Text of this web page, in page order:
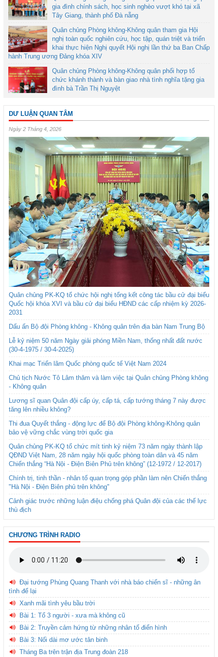
gia đình chính sách, học sinh nghèo vượt khó tại xã
Tây Giang, thành phố Đà nẵng
Quân chủng Phòng không-Không quân tham gia Hội
nghị toàn quốc nghiên cứu, học tập, quán triệt và triển
khai thực hiện Nghị quyết Hội nghị lần thứ ba Ban Chấp
hành Trung ương Đảng khóa XIV
Quân chủng Phòng không-Không quân phối hợp tổ
chức khánh thành và bàn giao nhà tình nghĩa tặng gia
đình bà Trần Thị Nguyệt
DƯ LUẬN QUAN TÂM
Ngày 2 Tháng 4, 2026
Quân chủng PK-KQ tổ chức hội nghị tổng kết công tác bầu cử đại biểu
Quốc hội khóa XVI và bầu cử đại biểu HĐND các cấp nhiệm kỳ 2026-
2031
Dấu ấn Bộ đội Phòng không - Không quân trên địa bàn Nam Trung Bộ
Lễ kỷ niệm 50 năm Ngày giải phóng Miền Nam, thống nhất đất nước
(30-4-1975 / 30-4-2025)
Khai mạc Triển lãm Quốc phòng quốc tế Việt Nam 2024
Chủ tịch Nước Tô Lâm thăm và làm việc tại Quân chủng Phòng không
- Không quân
Lương sĩ quan Quân đội cấp úy, cấp tá, cấp tướng tháng 7 này được
tăng lên nhiều không?
Thi đua Quyết thắng - động lực để Bộ đội Phòng không-Không quân
bảo vệ vững chắc vùng trời quốc gia
Quân chủng PK-KQ tổ chức mít tinh kỷ niệm 73 năm ngày thành lập
QĐND Việt Nam, 28 năm ngày hội quốc phòng toàn dân và 45 năm
Chiến thắng “Hà Nội - Điện Biên Phủ trên không” (12-1972 / 12-2017)
Chính trị, tinh thần - nhân tố quan trọng góp phần làm nên Chiến thắng
"Hà Nội - Điện Biên phủ trên không"
Cảnh giác trước những luận điệu chống phá Quân đội của các thế lực
thù địch
CHƯƠNG TRÌNH RADIO
Đại tướng Phùng Quang Thanh với nhà báo chiến sĩ - những ân
tình để lại
Xanh mãi tình yêu bầu trời
Bài 1: Tổ 3 người - xưa mà không cũ
Bài 2: Truyền cảm hứng từ những nhân tố điển hình
Bài 3: Nối dài mơ ước tân binh
Tháng Ba trên trận địa Trung đoàn 218